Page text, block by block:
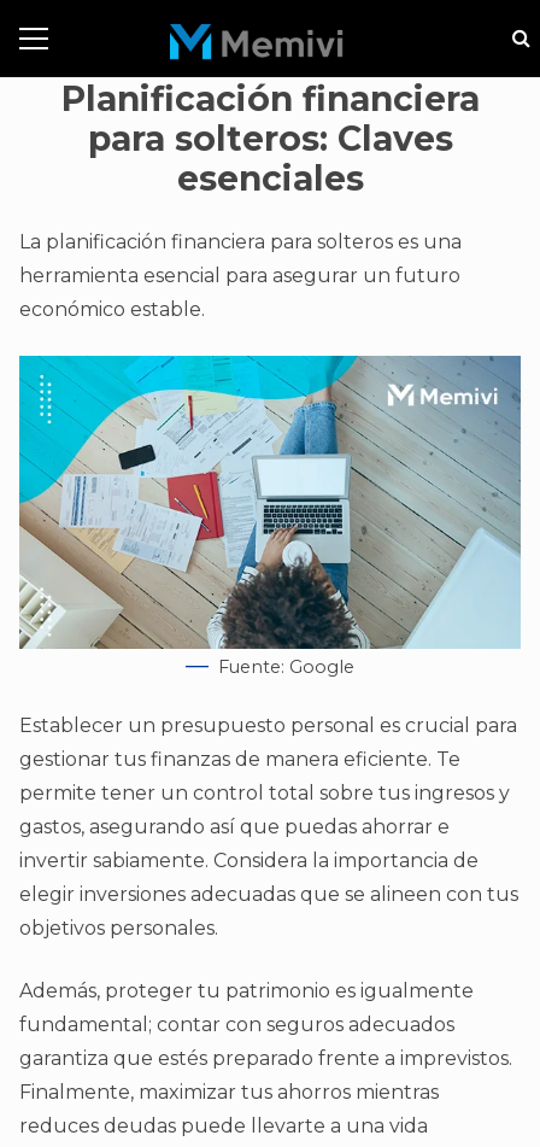
Planificación financiera
para solteros: Claves
esenciales
La planificación financiera para solteros es una
herramienta esencial para asegurar un futuro
económico estable.
Fuente: Google
Establecer un presupuesto personal es crucial para
gestionar tus finanzas de manera eficiente. Te
permite tener un control total sobre tus ingresos y
gastos, asegurando así que puedas ahorrar e
invertir sabiamente. Considera la importancia de
elegir inversiones adecuadas que se alineen con tus
objetivos personales.
Además, proteger tu patrimonio es igualmente
fundamental; contar con seguros adecuados
garantiza que estés preparado frente a imprevistos.
Finalmente, maximizar tus ahorros mientras
reduces deudas puede llevarte a una vida